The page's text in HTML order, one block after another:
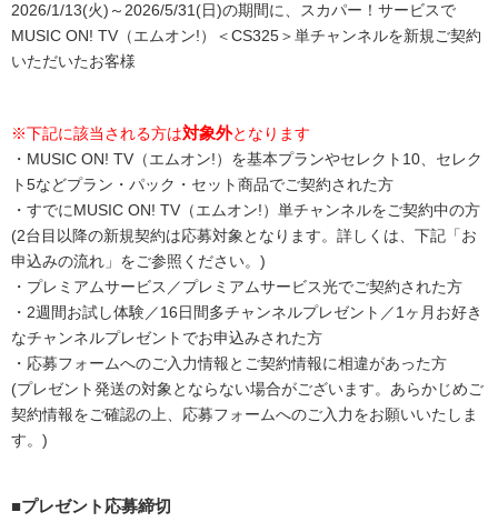
2026/1/13(火)～2026/5/31(日)の期間に、スカパー！サービスで
MUSIC ON! TV（エムオン!）＜CS325＞単チャンネルを新規ご契約
いただいたお客様
※下記に該当される方は対象外となります
・MUSIC ON! TV（エムオン!）を基本プランやセレクト10、セレク
ト5などプラン・パック・セット商品でご契約された方
・すでにMUSIC ON! TV（エムオン!）単チャンネルをご契約中の方
(2台目以降の新規契約は応募対象となります。詳しくは、下記「お
申込みの流れ」をご参照ください。)
・プレミアムサービス／プレミアムサービス光でご契約された方
・2週間お試し体験／16日間多チャンネルプレゼント／1ヶ月お好き
なチャンネルプレゼントでお申込みされた方
・応募フォームへのご入力情報とご契約情報に相違があった方
(プレゼント発送の対象とならない場合がございます。あらかじめご
契約情報をご確認の上、応募フォームへのご入力をお願いいたしま
す。)
■プレゼント応募締切